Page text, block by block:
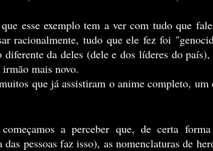
racionalmente, tudo que ele fez foi
da deles (dele e dos líderes do
mais novo.
pessoas faz isso), as nomenclaturas de